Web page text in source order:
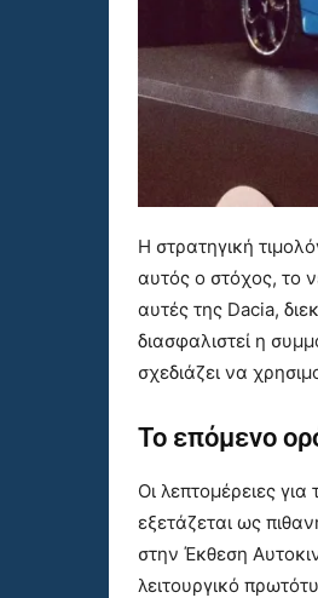
Η στρατηγική
αυτός ο στόχος, το
αυτές της Dacia,
διασφαλιστεί η
σχεδιάζει να
Το επόμενο
Οι λεπτομέρειες
εξετάζεται ως
στην Έκθεση
λειτουργικό